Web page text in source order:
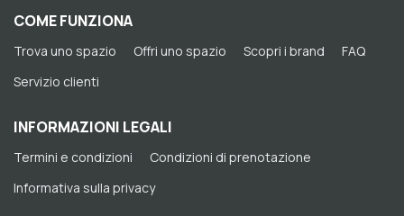
COME FUNZIONA
Trova uno spazio Offri uno spazio Scopri i brand
FAQ
Servizio clienti
INFORMAZIONI LEGALI
Termini e condizioni
Condizioni di prenotazione
Informativa sulla privacy